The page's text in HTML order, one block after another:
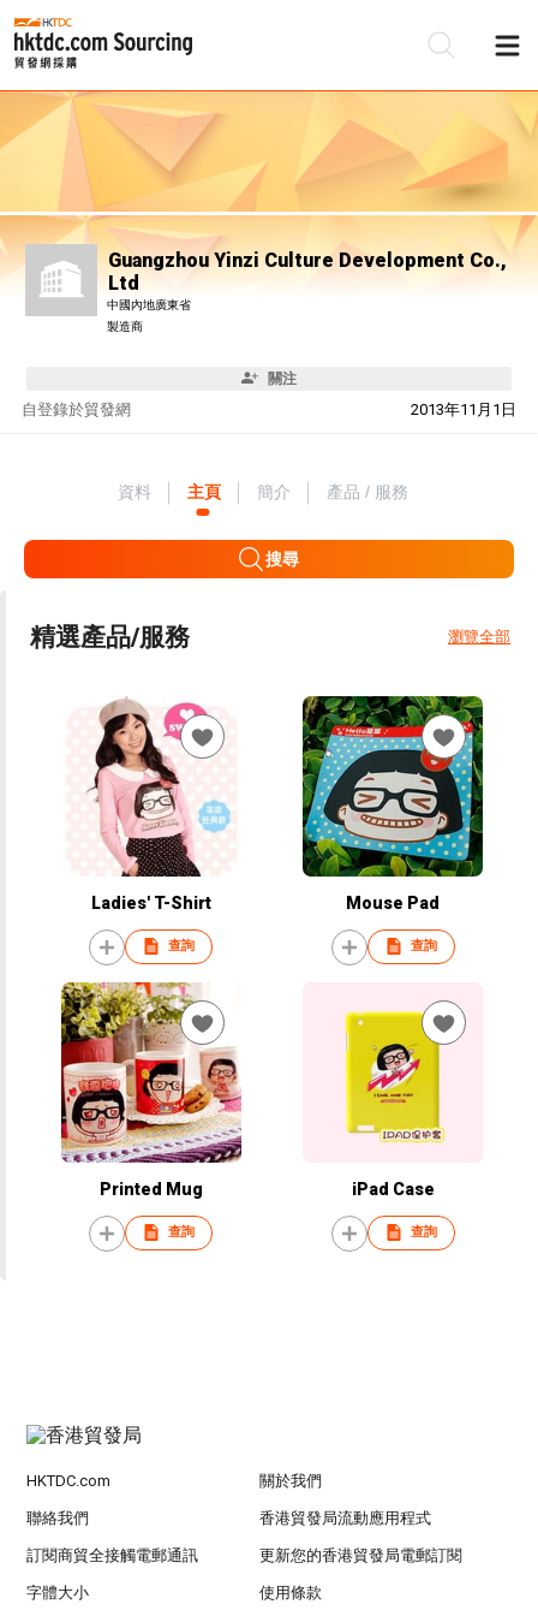
Guangzhou Yinzi Culture Development Co.,
Ltd
中國內地廣東省
製造商
關注
自 2013年11月1日
登錄於貿發網
資料 主頁 簡介 產品 / 服務
搜尋
精選產品/服務 瀏覽全部
Ladies' T-Shirt
查詢
Mouse Pad
查詢
Printed Mug
查詢
iPad Case
查詢
HKTDC.com 關於我們
聯絡我們 香港貿發局流動應用程式
訂閱商貿全接觸電郵通訊 更新您的香港貿發局電郵訂閱
字體大小 使用條款